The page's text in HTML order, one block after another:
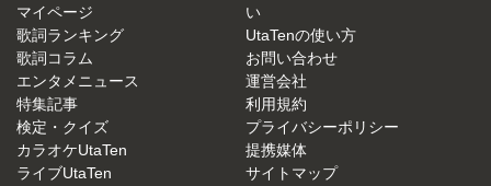
マイページ
歌詞ランキング
歌詞コラム
エンタメニュース
特集記事
検定・クイズ
カラオケUtaTen
ライブUtaTen
い
UtaTenの使い方
お問い合わせ
運営会社
利用規約
プライバシーポリシー
提携媒体
サイトマップ